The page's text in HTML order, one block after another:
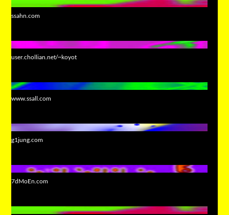
ssahn.com
user.chollian.net/~koyot
www.ssall.com
g1jung.com
7dMoEn.com